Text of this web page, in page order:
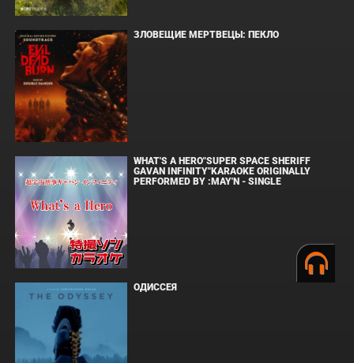
ЗЛОВЕЩИЕ МЕРТВЕЦЫ: ПЕКЛО
WHAT'S A HERO"SUPER SPACE SHERIFF
GAVAN INFINITY"KARAOKE ORIGINALLY
PERFORMED BY :MAY'N - SINGLE
ОДИССЕЯ